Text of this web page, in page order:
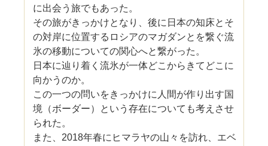
に出会う旅でもあった。
その旅がきっかけとなり、後に日本の知床とそ
の対岸に位置するロシアのマガダンとを繋ぐ流
氷の移動についての関心へと繋がった。
日本に辿り着く流氷が一体どこからきてどこに
向かうのか。
この一つの問いをきっかけに人間が作り出す国
境（ボーダー）という存在についても考えさせ
られた。
また、2018年春にヒマラヤの山々を訪れ、エベ